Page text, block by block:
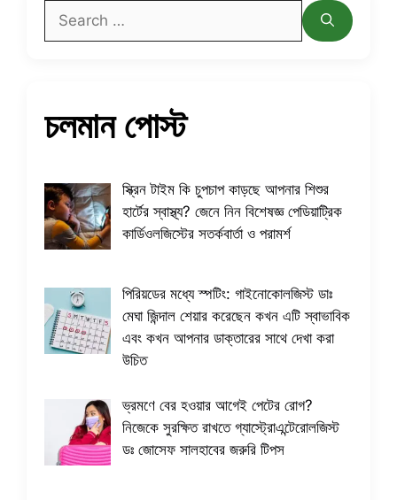
Search
for:
চলমান পোস্ট
স্ক্রিন টাইম কি চুপচাপ কাড়ছে আপনার শিশুর
হার্টের স্বাস্থ্য? জেনে নিন বিশেষজ্ঞ পেডিয়াট্রিক
কার্ডিওলজিস্টের সতর্কবার্তা ও পরামর্শ
পিরিয়ডের মধ্যে স্পটিং: গাইনোকোলজিস্ট ডাঃ
মেঘা জিন্দাল শেয়ার করেছেন কখন এটি স্বাভাবিক
এবং কখন আপনার ডাক্তারের সাথে দেখা করা
উচিত
ভ্রমণে বের হওয়ার আগেই পেটের রোগ?
নিজেকে সুরক্ষিত রাখতে গ্যাস্ট্রোএন্টেরোলজিস্ট
ডঃ জোসেফ সালহাবের জরুরি টিপস